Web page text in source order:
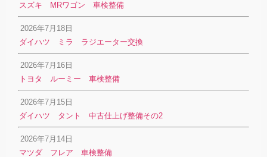
スズキ MRワゴン 車検整備
2026年7月18日
ダイハツ ミラ ラジエーター交換
2026年7月16日
トヨタ ルーミー 車検整備
2026年7月15日
ダイハツ タント 中古仕上げ整備その2
2026年7月14日
マツダ フレア 車検整備